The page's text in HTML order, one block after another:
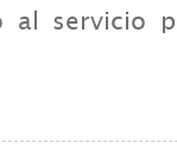
al servicio